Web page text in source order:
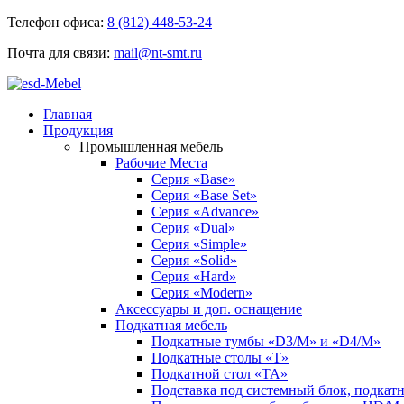
Телефон офиса: 8 (812) 448-53-24
Почта для связи: mail@nt-smt.ru
Главная
Продукция
Промышленная мебель
Рабочие Места
Серия «Base»
Серия «Base Set»
Серия «Advance»
Серия «Dual»
Серия «Simple»
Серия «Solid»
Серия «Hard»
Серия «Modern»
Аксессуары и доп. оснащение
Подкатная мебель
Подкатные тумбы «D3/M» и «D4/M»
Подкатные столы «T»
Подкатной стол «TA»
Подставка под системный блок,